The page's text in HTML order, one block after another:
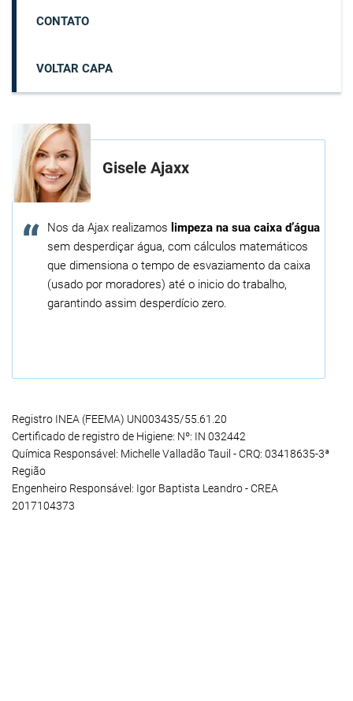
CONTATO
VOLTAR CAPA
Gisele Ajaxx
Nos da Ajax realizamos limpeza na sua caixa d’água
sem desperdiçar água, com cálculos matemáticos
que dimensiona o tempo de esvaziamento da caixa
(usado por moradores) até o inicio do trabalho,
garantindo assim desperdício zero.
Registro INEA (FEEMA) UN003435/55.61.20
Certificado de registro de Higiene: Nº: IN 032442
Química Responsável: Michelle Valladão Tauil - CRQ: 03418635-3ª
Região
Engenheiro Responsável: Igor Baptista Leandro - CREA
2017104373